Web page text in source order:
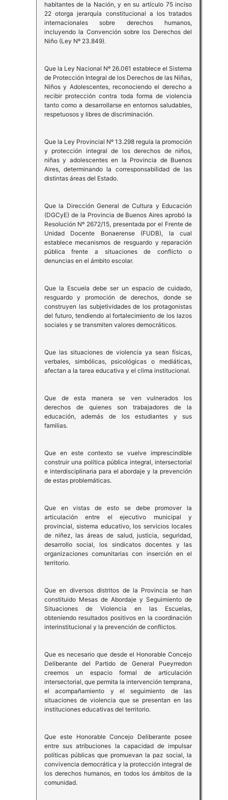
habitantes de la Nación, y en su artículo 75 inciso
22 otorga jerarquía constitucional a los tratados
internacionales sobre derechos humanos,
incluyendo la Convención sobre los Derechos del
Niño (Ley Nº 23.849).
Que la Ley Nacional Nº 26.061 establece el Sistema
de Protección Integral de los Derechos de las Niñas,
Niños y Adolescentes, reconociendo el derecho a
recibir protección contra toda forma de violencia
tanto como a desarrollarse en entornos saludables,
respetuosos y libres de discriminación.
Que la Ley Provincial Nº 13.298 regula la promoción
y protección integral de los derechos de niños,
niñas y adolescentes en la Provincia de Buenos
Aires, determinando la corresponsabilidad de las
distintas áreas del Estado.
Que la Dirección General de Cultura y Educación
(DGCyE) de la Provincia de Buenos Aires aprobó la
Resolución Nº 2672/15, presentada por el Frente de
Unidad Docente Bonaerense (FUDB), la cual
establece mecanismos de resguardo y reparación
pública frente a situaciones de conflicto o
denuncias en el ámbito escolar.
Que la Escuela debe ser un espacio de cuidado,
resguardo y promoción de derechos, donde se
construyen las subjetividades de los protagonistas
del futuro, tendiendo al fortalecimiento de los lazos
sociales y se transmiten valores democráticos.
Que las situaciones de violencia ya sean físicas,
verbales, simbólicas, psicológicas o mediáticas,
afectan a la tarea educativa y el clima institucional.
Que de esta manera se ven vulnerados los
derechos de quienes son trabajadores de la
educación, además de los estudiantes y sus
familias.
Que en este contexto se vuelve imprescindible
construir una política pública integral, intersectorial
e interdisciplinaria para el abordaje y la prevención
de estas problemáticas.
Que en vistas de esto se debe promover la
articulación entre el ejecutivo municipal y
provincial, sistema educativo, los servicios locales
de niñez, las áreas de salud, justicia, seguridad,
desarrollo social, los sindicatos docentes y las
organizaciones comunitarias con inserción en el
territorio.
Que en diversos distritos de la Provincia se han
constituido Mesas de Abordaje y Seguimiento de
Situaciones de Violencia en las Escuelas,
obteniendo resultados positivos en la coordinación
interinstitucional y la prevención de conflictos.
Que es necesario que desde el Honorable Concejo
Deliberante del Partido de General Pueyrredon
creemos un espacio formal de articulación
intersectorial, que permita la intervención temprana,
el acompañamiento y el seguimiento de las
situaciones de violencia que se presentan en las
instituciones educativas del territorio.
Que este Honorable Concejo Deliberante posee
entre sus atribuciones la capacidad de impulsar
políticas públicas que promuevan la paz social, la
convivencia democrática y la protección integral de
los derechos humanos, en todos los ámbitos de la
comunidad.